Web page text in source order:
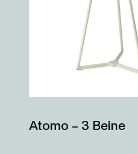
Atomo – 3 Beine